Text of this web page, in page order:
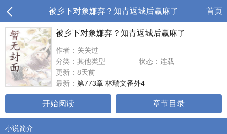
被乡下对象嫌弃？知青返城后赢麻了 首页
被乡下对象嫌弃？知青返城后赢麻了
作者：关关过
分类：其他类型
状态：连载
更新：8天前
最新： 第773章 林瑞文番外4
开始阅读 章节目录
小说简介